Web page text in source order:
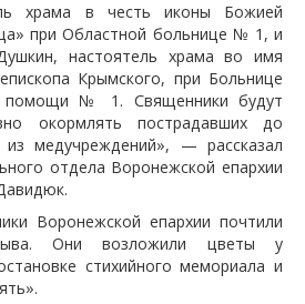
храма в честь иконы Божией
при Областной больнице № 1, и
настоятель храма во имя
Крымского, при Больнице
помощи № 1. Священники будут
окормлять пострадавших до
медучреждений», — рассказал
отдела Воронежской епархии
Воронежской епархии почтили
Они возложили цветы у
стихийного мемориала и